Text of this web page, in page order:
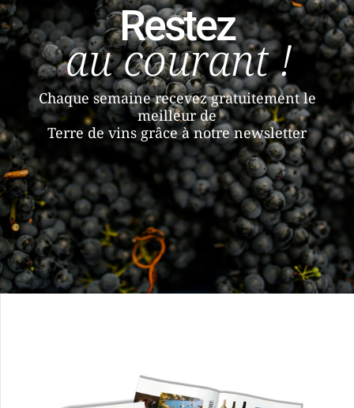
Restez
au courant !
Chaque semaine recevez gratuitement le
meilleur de
Terre de vins grâce à notre newsletter